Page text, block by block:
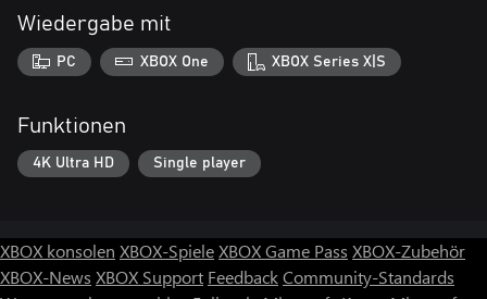
Wiedergabe mit
PC XBOX One XBOX Series X|S
Funktionen
4K Ultra HD Single player
XBOX konsolen XBOX-SpieleXBOX Game Pass XBOX-Zubehör
XBOX-News XBOX Support FeedbackCommunity-Standards